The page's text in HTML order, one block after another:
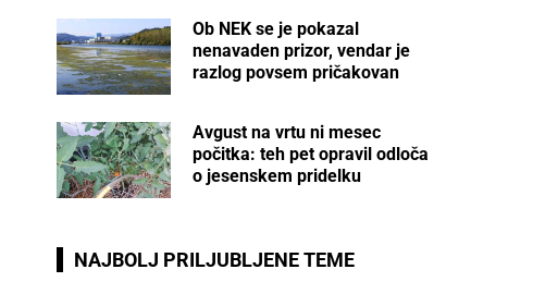
Ob NEK se je pokazal
nenavaden prizor, vendar je
razlog povsem pričakovan
Avgust na vrtu ni mesec
počitka: teh pet opravil odloča
o jesenskem pridelku
NAJBOLJ PRILJUBLJENE TEME